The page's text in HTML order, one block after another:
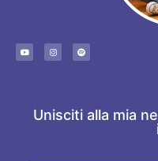
Unisciti alla mia